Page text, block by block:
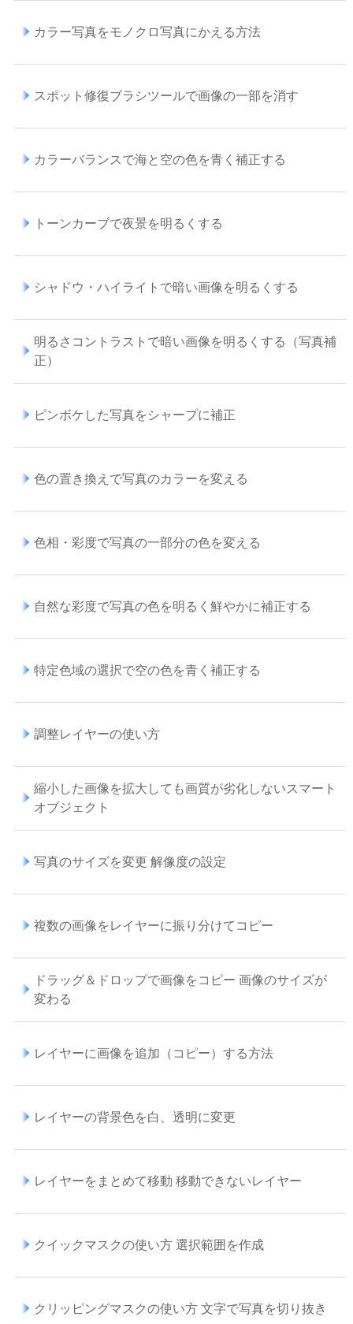
カラー写真をモノクロ写真にかえる方法
スポット修復ブラシツールで画像の一部を消す
カラーバランスで海と空の色を青く補正する
トーンカーブで夜景を明るくする
シャドウ・ハイライトで暗い画像を明るくする
明るさコントラストで暗い画像を明るくする（写真補
正）
ピンボケした写真をシャープに補正
色の置き換えで写真のカラーを変える
色相・彩度で写真の一部分の色を変える
自然な彩度で写真の色を明るく鮮やかに補正する
特定色域の選択で空の色を青く補正する
調整レイヤーの使い方
縮小した画像を拡大しても画質が劣化しないスマート
オブジェクト
写真のサイズを変更 解像度の設定
複数の画像をレイヤーに振り分けてコピー
ドラッグ＆ドロップで画像をコピー 画像のサイズが
変わる
レイヤーに画像を追加（コピー）する方法
レイヤーの背景色を白、透明に変更
レイヤーをまとめて移動 移動できないレイヤー
クイックマスクの使い方 選択範囲を作成
クリッピングマスクの使い方 文字で写真を切り抜き